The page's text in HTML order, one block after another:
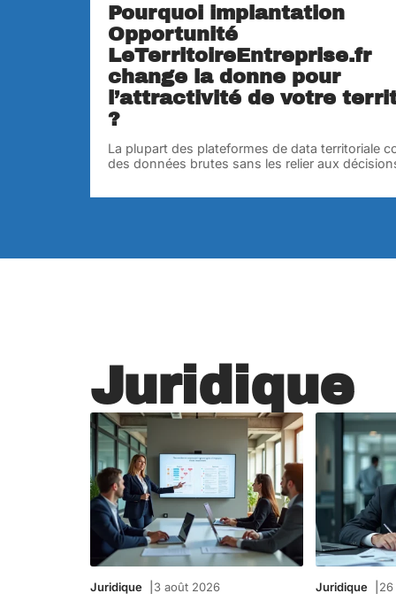
Pourquoi implantation
Opportunité
LeTerritoireEntreprise.fr
change la donne pour
l’attractivité de votre
?
La plupart des plateformes de data territoriale
des données brutes sans les relier aux
Juridique
Juridique 3 août 2026 Juridique